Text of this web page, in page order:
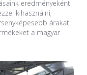
eredményeként
kihasználni,
árakat.
a magyar